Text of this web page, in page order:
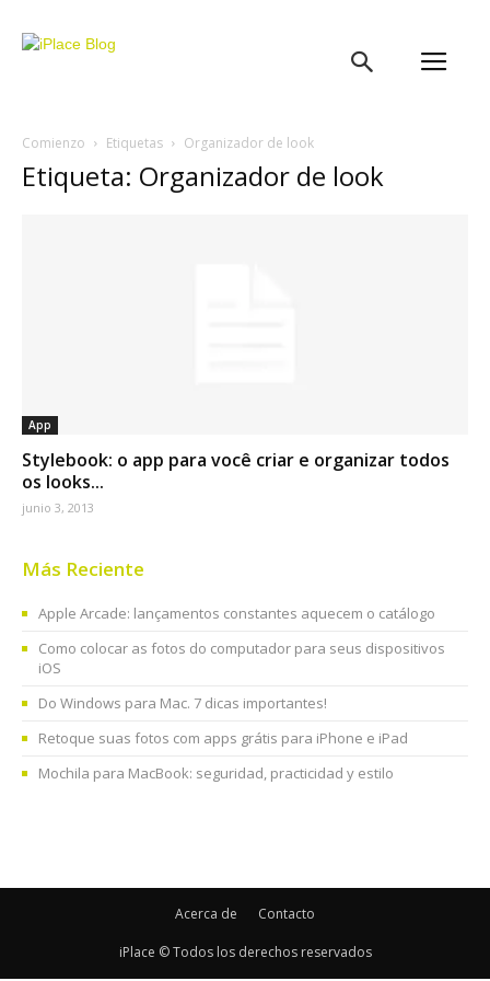
Comienzo Etiquetas Organizador de look
Etiqueta: Organizador de look
App
Stylebook: o app para você criar e organizar todos
os looks...
junio 3, 2013
Más Reciente
Apple Arcade: lançamentos constantes aquecem o catálogo
Como colocar as fotos do computador para seus dispositivos
iOS
Do Windows para Mac. 7 dicas importantes!
Retoque suas fotos com apps grátis para iPhone e iPad
Mochila para MacBook: seguridad, practicidad y estilo
Acerca de Contacto
iPlace © Todos los derechos reservados